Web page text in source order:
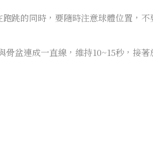
跳的同時，要隨時注意球體位置，
盆連成一直線，維持10~15秒，接著